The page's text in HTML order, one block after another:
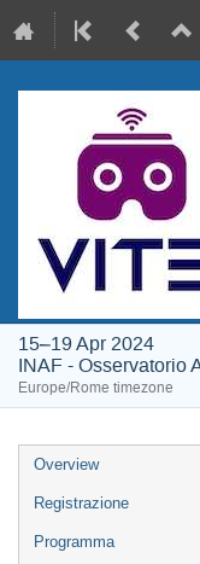
15–19 Apr 2024
INAF - Osservatorio
Europe/Rome timezone
Event
menu
Overview
Registrazione
Programma